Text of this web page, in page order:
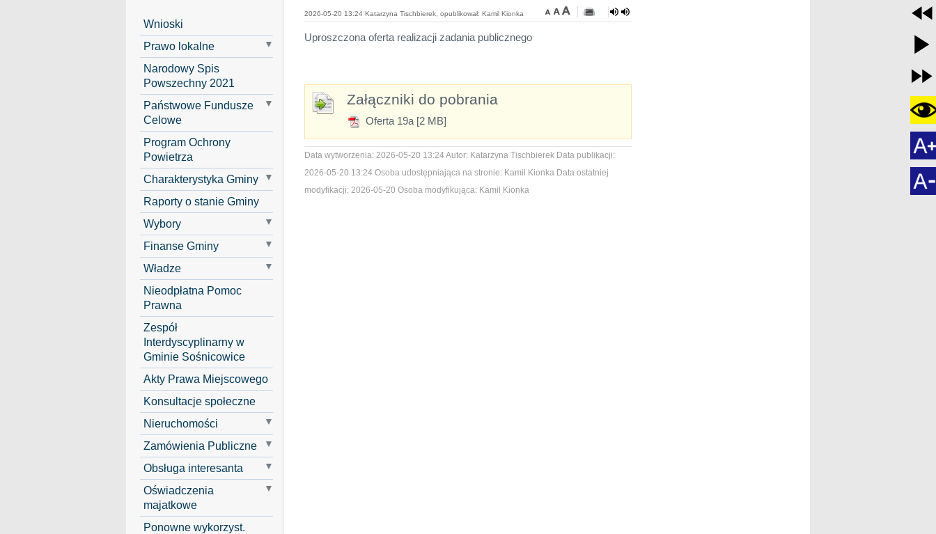
Wnioski
Prawo lokalne
Narodowy Spis
Powszechny 2021
Państwowe Fundusze
Celowe
Program Ochrony
Powietrza
Charakterystyka Gminy
Raporty o stanie Gminy
Wybory
Finanse Gminy
Władze
Nieodpłatna Pomoc
Prawna
Zespół
Interdyscyplinarny w
Gminie Sośnicowice
Akty Prawa Miejscowego
Konsultacje społeczne
Nieruchomości
Zamówienia Publiczne
Obsługa interesanta
Oświadczenia
majatkowe
Ponowne wykorzyst.
2026-05-20 13:24 Katarzyna Tischbierek, opublikował: Kamil Kionka
Uproszczona oferta realizacji zadania publicznego
Załączniki do pobrania
Oferta 19a [2 MB]
Data wytworzenia: 2026-05-20 13:24Autor: Katarzyna Tischbierek Data publikacji:
2026-05-20 13:24 Osoba udostępniająca na stronie: Kamil Kionka Data ostatniej
modyfikacji: 2026-05-20 Osoba modyfikująca: Kamil Kionka